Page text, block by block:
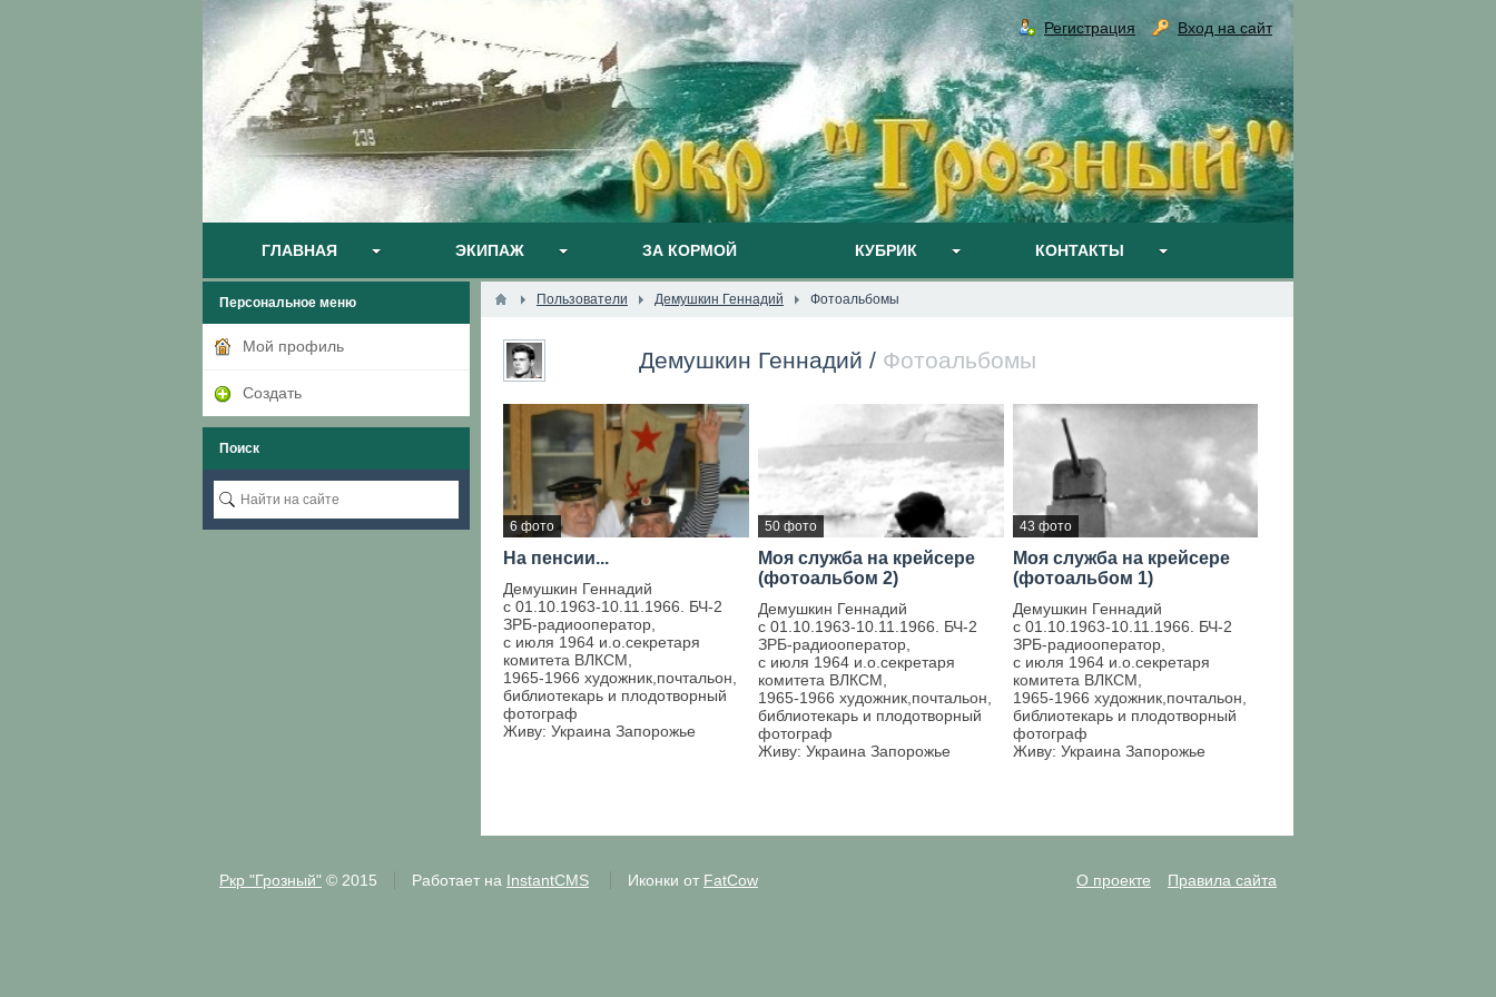
Регистрация Вход на сайт
ГЛАВНАЯ ЭКИПАЖ ЗА КОРМОЙ КУБРИК КОНТАКТЫ
Пользователи Демушкин Геннадий Фотоальбомы
Демушкин Геннадий / Фотоальбомы
6 фото
На пенсии...
Демушкин Геннадий
с 01.10.1963-10.11.1966. БЧ-2
ЗРБ-радиооператор,
с июля 1964 и.о.секретаря
комитета ВЛКСМ,
1965-1966 художник,почтальон,
библиотекарь и плодотворный
фотограф
Живу: Украина Запорожье
50 фото
Моя служба на крейсере
(фотоальбом 2)
Демушкин Геннадий
с 01.10.1963-10.11.1966. БЧ-2
ЗРБ-радиооператор,
с июля 1964 и.о.секретаря
комитета ВЛКСМ,
1965-1966 художник,почтальон,
библиотекарь и плодотворный
фотограф
Живу: Украина Запорожье
43 фото
Моя служба на крейсере
(фотоальбом 1)
Демушкин Геннадий
с 01.10.1963-10.11.1966. БЧ-2
ЗРБ-радиооператор,
с июля 1964 и.о.секретаря
комитета ВЛКСМ,
1965-1966 художник,почтальон,
библиотекарь и плодотворный
фотограф
Живу: Украина Запорожье
Персональное меню
Мой профиль
Создать
Поиск
Ркр "Грозный" © 2015 Работает на InstantCMS Иконки от FatCow О проекте Правила сайта